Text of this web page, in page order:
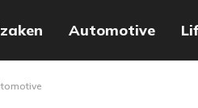
Automotive